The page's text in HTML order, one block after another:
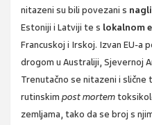
nitazeni su bili povezani s
Estoniji i Latviji te s lokalnom
Francuskoj i Irskoj. Izvan EU-a
drogom u Australiji, Sjevernoj
Trenutačno se nitazeni i
rutinskim post mortem
zemljama, tako da se broj s